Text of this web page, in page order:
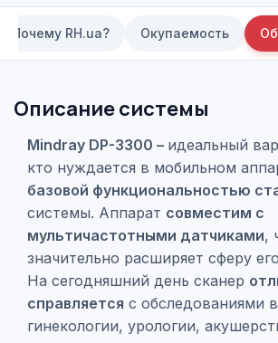
Почему RH.ua? Окупаемость
Описание системы
Mindray DP-3300 – идеальный
кто нуждается в мобильном
базовой функциональностью
системы. Аппарат совместим с
мультичастотными датчиками,
значительно расширяет сферу
На сегодняшний день сканер
справляется с обследованиями
гинекологии, урологии,